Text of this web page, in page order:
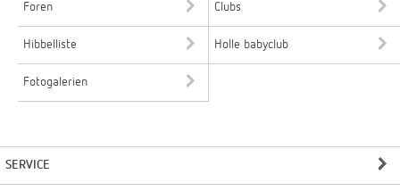
Foren Clubs
Hibbelliste Holle babyclub
Fotogalerien
SERVICE